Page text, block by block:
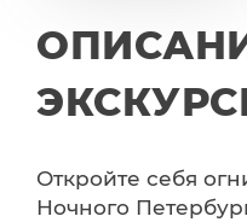
Откройте себя
Ночного